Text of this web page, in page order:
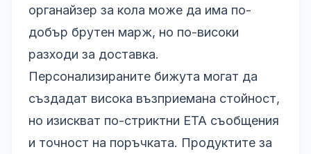
органайзер за кола може да има по-
добър брутен марж, но по-високи
разходи за доставка.
Персонализираните бижута могат да
създадат висока възприемана стойност,
но изискват по-стриктни ETA съобщения
и точност на поръчката. Продуктите за